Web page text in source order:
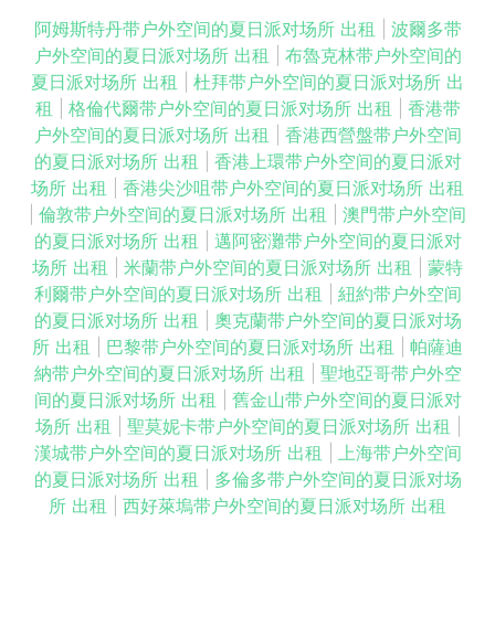
阿姆斯特丹带户外空间的夏日派对场所 出租
波爾多带
户外空间的夏日派对场所 出租
布魯克林带户外空间的
夏日派对场所 出租
杜拜带户外空间的夏日派对场所 出
租
格倫代爾带户外空间的夏日派对场所 出租
香港带
户外空间的夏日派对场所 出租
香港西營盤带户外空间
的夏日派对场所 出租
香港上環带户外空间的夏日派对
场所 出租
香港尖沙咀带户外空间的夏日派对场所 出租
倫敦带户外空间的夏日派对场所 出租
澳門带户外空间
的夏日派对场所 出租
邁阿密灘带户外空间的夏日派对
场所 出租
米蘭带户外空间的夏日派对场所 出租
蒙特
利爾带户外空间的夏日派对场所 出租
紐約带户外空间
的夏日派对场所 出租
奧克蘭带户外空间的夏日派对场
所 出租
巴黎带户外空间的夏日派对场所 出租
帕薩迪
納带户外空间的夏日派对场所 出租
聖地亞哥带户外空
间的夏日派对场所 出租
舊金山带户外空间的夏日派对
场所 出租
聖莫妮卡带户外空间的夏日派对场所 出租
漢城带户外空间的夏日派对场所 出租
上海带户外空间
的夏日派对场所 出租
多倫多带户外空间的夏日派对场
所 出租
西好萊塢带户外空间的夏日派对场所 出租